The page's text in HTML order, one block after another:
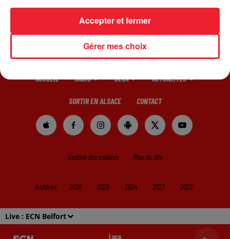
Live : ECN Belfort
Loca
ACCUEIL RADIO JEUX ACTUALITÉS
SORTIR EN ALSACE CONTACT
Gestion des cookies Plan du site
Archives 2026 2025 2024 2023 2022
Gérer mes choix
Accepter et fermer